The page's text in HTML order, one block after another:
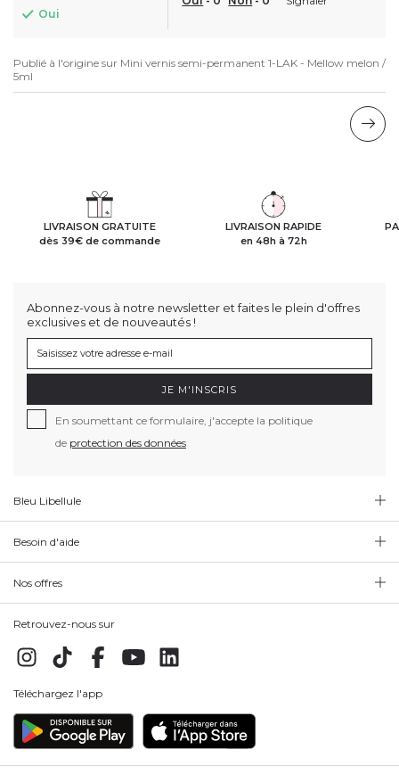
Oui
Publié à l'origine sur Mini vernis semi-permanent 1-LAK - Mellow melon /
5ml
LIVRAISON GRATUITE
dès 39€ de commande
LIVRAISON RAPIDE
en 48h à 72h
Abonnez-vous à notre newsletter et faites le plein d'offres
exclusives et de nouveautés !
JE M'INSCRIS
En soumettant ce formulaire, j'accepte la politique
de protection des données
Bleu Libellule
Besoin d'aide
Nos offres
Retrouvez-nous sur
Téléchargez l'app